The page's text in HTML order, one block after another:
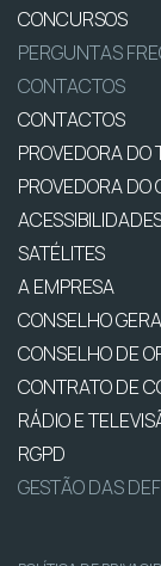
CONCURSOS
PERGUNTAS
CONTACTOS
CONTACTOS
PROVEDORA DO
PROVEDORA DO
SATÉLITES
A EMPRESA
CONSELHO
CONSELHO DE
CONTRATO DE
RÁDIO E
RGPD
GESTÃO DAS